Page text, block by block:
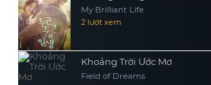
My Brilliant Life
2 lượt xem
Khoảng Trời Ước Mơ
Field of Dreams